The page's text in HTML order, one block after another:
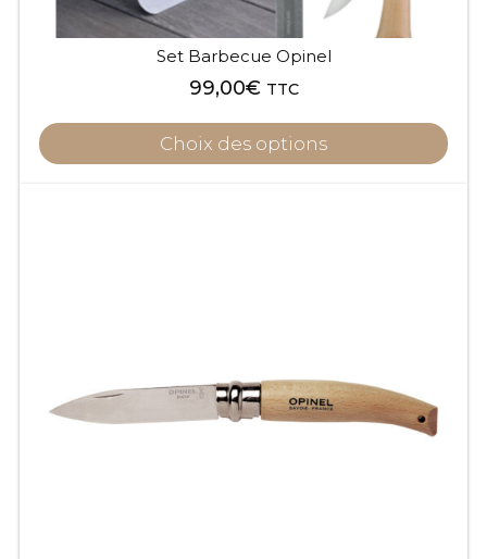
Set Barbecue Opinel
99,00€ TTC
Choix des options
produit